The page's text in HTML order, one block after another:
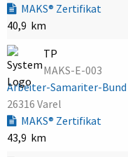
MAKS® Zertifikat
40,9 km
TP
MAKS-E-003
Arbeiter-Samariter-
26316 Varel
MAKS® Zertifikat
43,9 km